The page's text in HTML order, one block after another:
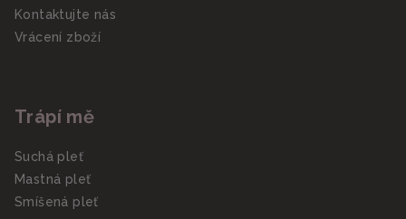
Kontaktujte nás
Vrácení zboží
Trápí mě
Suchá pleť
Mastná pleť
Smíšená pleť